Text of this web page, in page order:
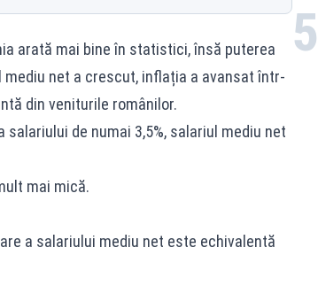
arată mai bine în statistici, însă puterea
net a crescut, inflația a avansat într-
din veniturile românilor.
de numai 3,5%, salariul mediu net
mai mică.
a salariului mediu net este echivalentă
5